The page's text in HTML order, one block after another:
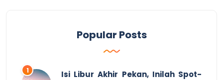
Popular Posts
Isi Libur Akhir Pekan, Inilah Spot-